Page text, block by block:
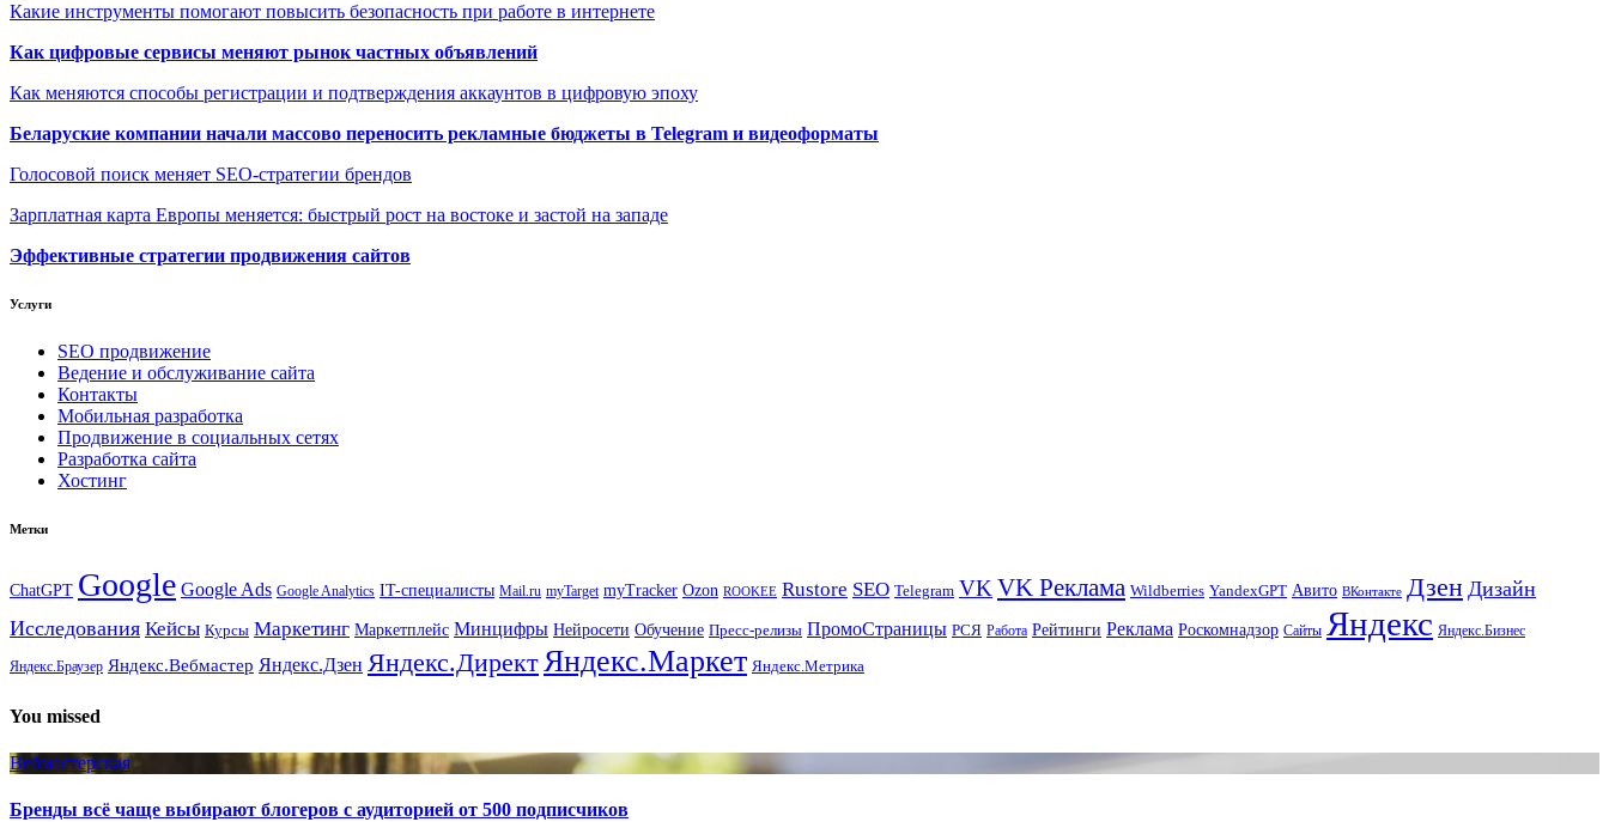
Какие инструменты помогают повысить безопасность при работе в интернете
Как цифровые сервисы меняют рынок частных объявлений
Как меняются способы регистрации и подтверждения аккаунтов в цифровую эпоху
Беларуские компании начали массово переносить рекламные бюджеты в Telegram и видеоформаты
Голосовой поиск меняет SEO-стратегии брендов
Зарплатная карта Европы меняется: быстрый рост на востоке и застой на западе
Эффективные стратегии продвижения сайтов
Услуги
SEO продвижение
Ведение и обслуживание сайта
Контакты
Мобильная разработка
Продвижение в социальных сетях
Разработка сайта
Хостинг
Метки
ChatGPT Google Google Ads Google Analytics IT-специалисты Mail.ru myTarget myTracker Ozon ROOKEE Rustore SEO Telegram VKVK Реклама Wildberries YandexGPT Авито ВКонтакте Дзен Дизайн
Исследования Кейсы Курсы Маркетинг Маркетплейс Минцифры Нейросети Обучение Пресс-релизы ПромоСтраницы РСЯ Работа Рейтинги Реклама Роскомнадзор Сайты Яндекс Яндекс.Бизнес
Яндекс.Браузер Яндекс.Вебмастер Яндекс.Дзен Яндекс.ДиректЯндекс.Маркет Яндекс.Метрика
You missed
Вебмастерская
Бренды всё чаще выбирают блогеров с аудиторией от 500 подписчиков